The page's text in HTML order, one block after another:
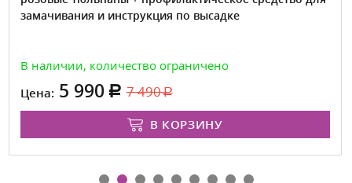
замачивания и инструкция по высадке
В наличии, количество ограничено
Цена: 5 990 7 490
В КОРЗИНУ